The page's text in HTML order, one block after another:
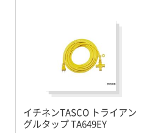
イチネンTASCO トライアン
グルタップ TA649EY